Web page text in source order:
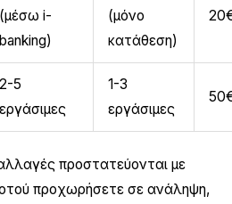
(μέσω i-
banking)
(μόνο
κατάθεση)
2-5
εργάσιμες
1-3
εργάσιμες
προστατεύονται με
προχωρήσετε σε ανάληψη,